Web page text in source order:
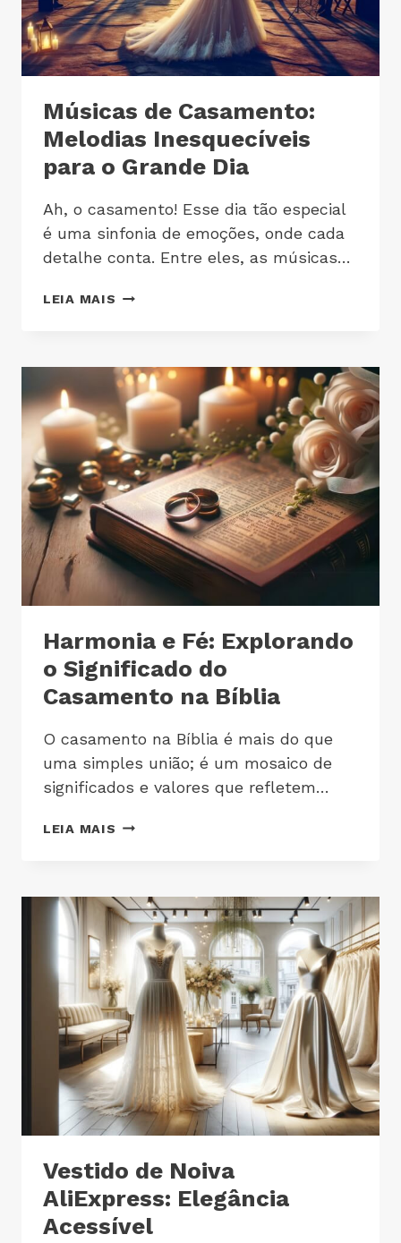
Músicas de Casamento:
Melodias Inesquecíveis
para o Grande Dia
Ah, o casamento! Esse dia tão especial
é uma sinfonia de emoções, onde cada
detalhe conta. Entre eles, as músicas…
LEIA MAIS
Harmonia e Fé: Explorando
o Significado do
Casamento na Bíblia
O casamento na Bíblia é mais do que
uma simples união; é um mosaico de
significados e valores que refletem…
LEIA MAIS
Vestido de Noiva
AliExpress: Elegância
Acessível